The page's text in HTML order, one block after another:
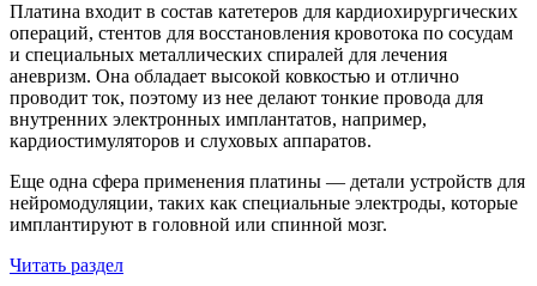
Платина входит в состав катетеров для кардиохирургических
операций, стентов для восстановления кровотока по сосудам
и специальных металлических спиралей для лечения
аневризм. Она обладает высокой ковкостью и отлично
проводит ток, поэтому из нее делают тонкие провода для
внутренних электронных имплантатов, например,
кардиостимуляторов и слуховых аппаратов.
Еще одна сфера применения платины — детали устройств для
нейромодуляции, таких как специальные электроды, которые
имплантируют в головной или спинной мозг.
Читать раздел